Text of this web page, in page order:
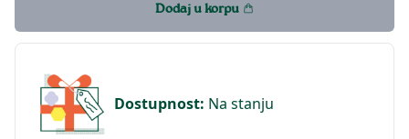
Dodaj u korpu
Dostupnost: Na stanju